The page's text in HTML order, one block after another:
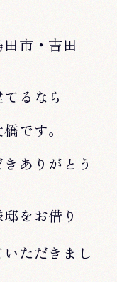
市・吉田
るなら
です。
ありがとう
をお借り
ただきまし